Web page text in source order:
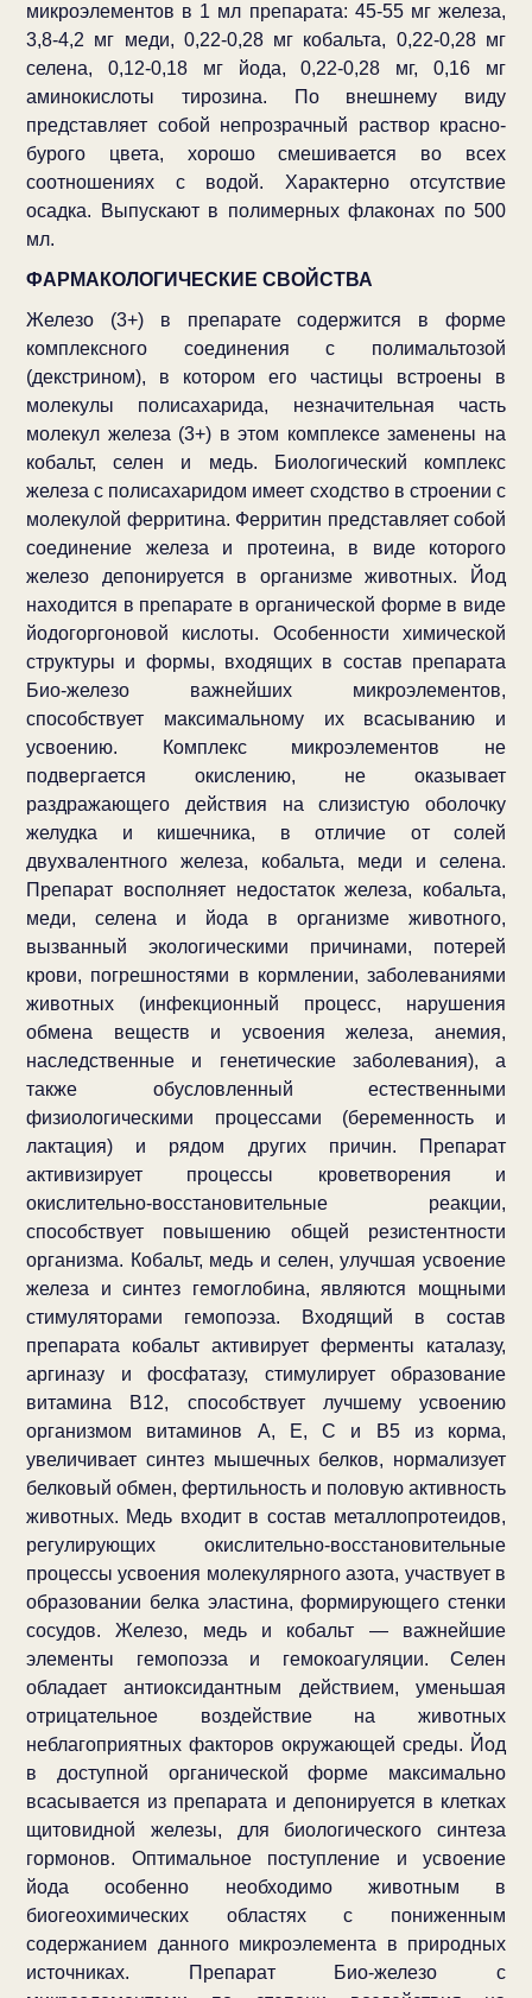
микроэлементов в 1 мл препарата: 45-55 мг железа,
3,8-4,2 мг меди, 0,22-0,28 мг кобальта, 0,22-0,28 мг
селена, 0,12-0,18 мг йода, 0,22-0,28 мг, 0,16 мг
аминокислоты тирозина. По внешнему виду
представляет собой непрозрачный раствор красно-
бурого цвета, хорошо смешивается во всех
соотношениях с водой. Характерно отсутствие
осадка. Выпускают в полимерных флаконах по 500
мл.
ФАРМАКОЛОГИЧЕСКИЕ СВОЙСТВА
Железо (3+) в препарате содержится в форме
комплексного соединения с полимальтозой
(декстрином), в котором его частицы встроены в
молекулы полисахарида, незначительная часть
молекул железа (3+) в этом комплексе заменены на
кобальт, селен и медь. Биологический комплекс
железа с полисахаридом имеет сходство в строении с
молекулой ферритина. Ферритин представляет собой
соединение железа и протеина, в виде которого
железо депонируется в организме животных. Йод
находится в препарате в органической форме в виде
йодогоргоновой кислоты. Особенности химической
структуры и формы, входящих в состав препарата
Био-железо важнейших микроэлементов,
способствует максимальному их всасыванию и
усвоению. Комплекс микроэлементов не
подвергается окислению, не оказывает
раздражающего действия на слизистую оболочку
желудка и кишечника, в отличие от солей
двухвалентного железа, кобальта, меди и селена.
Препарат восполняет недостаток железа, кобальта,
меди, селена и йода в организме животного,
вызванный экологическими причинами, потерей
крови, погрешностями в кормлении, заболеваниями
животных (инфекционный процесс, нарушения
обмена веществ и усвоения железа, анемия,
наследственные и генетические заболевания), а
также обусловленный естественными
физиологическими процессами (беременность и
лактация) и рядом других причин. Препарат
активизирует процессы кроветворения и
окислительно-восстановительные реакции,
способствует повышению общей резистентности
организма. Кобальт, медь и селен, улучшая усвоение
железа и синтез гемоглобина, являются мощными
стимуляторами гемопоэза. Входящий в состав
препарата кобальт активирует ферменты каталазу,
аргиназу и фосфатазу, стимулирует образование
витамина В12, способствует лучшему усвоению
организмом витаминов А, Е, С и В5 из корма,
увеличивает синтез мышечных белков, нормализует
белковый обмен, фертильность и половую активность
животных. Медь входит в состав металлопротеидов,
регулирующих окислительно-восстановительные
процессы усвоения молекулярного азота, участвует в
образовании белка эластина, формирующего стенки
сосудов. Железо, медь и кобальт — важнейшие
элементы гемопоэза и гемокоагуляции. Селен
обладает антиоксидантным действием, уменьшая
отрицательное воздействие на животных
неблагоприятных факторов окружающей среды. Йод
в доступной органической форме максимально
всасывается из препарата и депонируется в клетках
щитовидной железы, для биологического синтеза
гормонов. Оптимальное поступление и усвоение
йода особенно необходимо животным в
биогеохимических областях с пониженным
содержанием данного микроэлемента в природных
источниках. Препарат Био-железо с